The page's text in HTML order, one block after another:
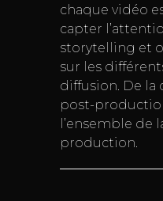
chaque vidéo
capter
storytelling et
sur les
diffusion. De la
post-
l’ensemble de
production.